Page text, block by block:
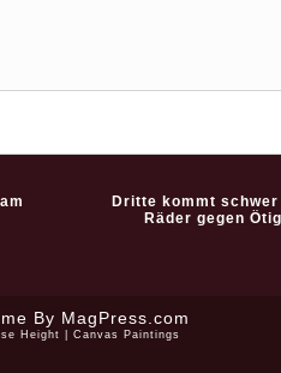
Dritte kommt
Räder gegen
By MagPress.com
Height Canvas Paintings